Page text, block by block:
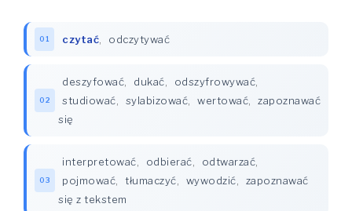
01 czytać odczytywać
02
deszyfować dukać odszyfrowywać
studiować
sylabizować wertować
zapoznawać
się
03
interpretować odbierać odtwarzać
pojmować
tłumaczyć wywodzić
zapoznawać
się z tekstem